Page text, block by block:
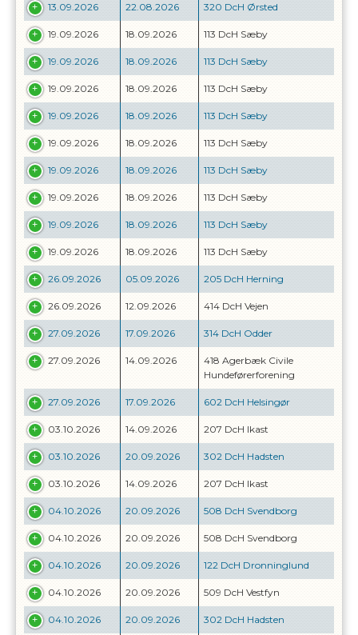
13.09.2026 22.08.2026 320 DcH Ørsted
19.09.2026 18.09.2026 113 DcH Sæby
19.09.2026 18.09.2026 113 DcH Sæby
19.09.2026 18.09.2026 113 DcH Sæby
19.09.2026 18.09.2026 113 DcH Sæby
19.09.2026 18.09.2026 113 DcH Sæby
19.09.2026 18.09.2026 113 DcH Sæby
19.09.2026 18.09.2026 113 DcH Sæby
19.09.2026 18.09.2026 113 DcH Sæby
19.09.2026 18.09.2026 113 DcH Sæby
26.09.2026 05.09.2026 205 DcH Herning
26.09.2026 12.09.2026 414 DcH Vejen
27.09.2026 17.09.2026 314 DcH Odder
27.09.2026 14.09.2026
418 Agerbæk Civile
Hundeførerforening
27.09.2026 17.09.2026 602 DcH Helsingør
03.10.2026 14.09.2026 207 DcH Ikast
03.10.2026 20.09.2026 302 DcH Hadsten
03.10.2026 14.09.2026 207 DcH Ikast
04.10.2026 20.09.2026 508 DcH Svendborg
04.10.2026 20.09.2026 508 DcH Svendborg
04.10.2026 20.09.2026 122 DcH Dronninglund
04.10.2026 20.09.2026 509 DcH Vestfyn
04.10.2026 20.09.2026 302 DcH Hadsten